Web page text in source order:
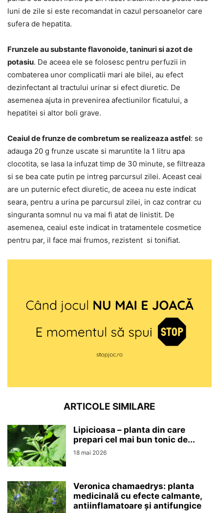
luni de zile si este recomandat in cazul persoanelor care
sufera de hepatita.
Frunzele au substante flavonoide, taninuri si azot de
potasiu. De aceea ele se folosesc pentru perfuzii in
combaterea unor complicatii mari ale bilei, au efect
dezinfectant al tractului urinar si efect diuretic. De
asemenea ajuta in prevenirea afectiunilor ficatului, a
hepatitei si altor boli grave.
Ceaiul de frunze de combretum se realizeaza astfel: se
adauga 20 g frunze uscate si maruntite la 1 litru apa
clocotita, se lasa la infuzat timp de 30 minute, se filtreaza
si se bea cate putin pe intreg parcursul zilei. Aceast ceai
are un puternic efect diuretic, de aceea nu este indicat
seara, pentru a urina pe parcursul zilei, in caz contrar cu
singuranta somnul nu va mai fi atat de linistit. De
asemenea, ceaiul este indicat in tratamentele cosmetice
pentru par, il face mai frumos, rezistent si tonifiat.
ARTICOLE SIMILARE
Lipicioasa – planta din care
prepari cel mai bun tonic de...
18 mai 2026
Veronica chamaedrys: planta
medicinală cu efecte calmante,
antiinflamatoare și antifungice